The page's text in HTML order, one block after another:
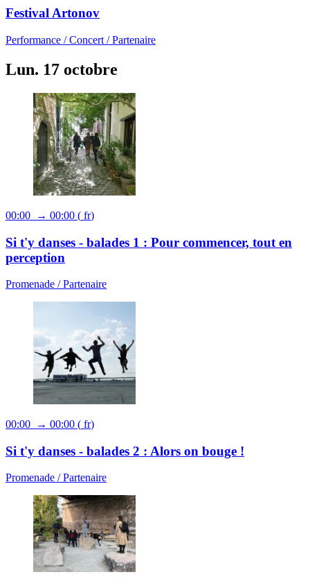
Festival Artonov
Performance /Concert /Partenaire
Lun. 17 octobre
00:00 → 00:00 ( fr)
Si t'y danses - balades 1 : Pour commencer, tout en
perception
Promenade /Partenaire
00:00 → 00:00 ( fr)
Si t'y danses - balades 2 : Alors on bouge !
Promenade /Partenaire